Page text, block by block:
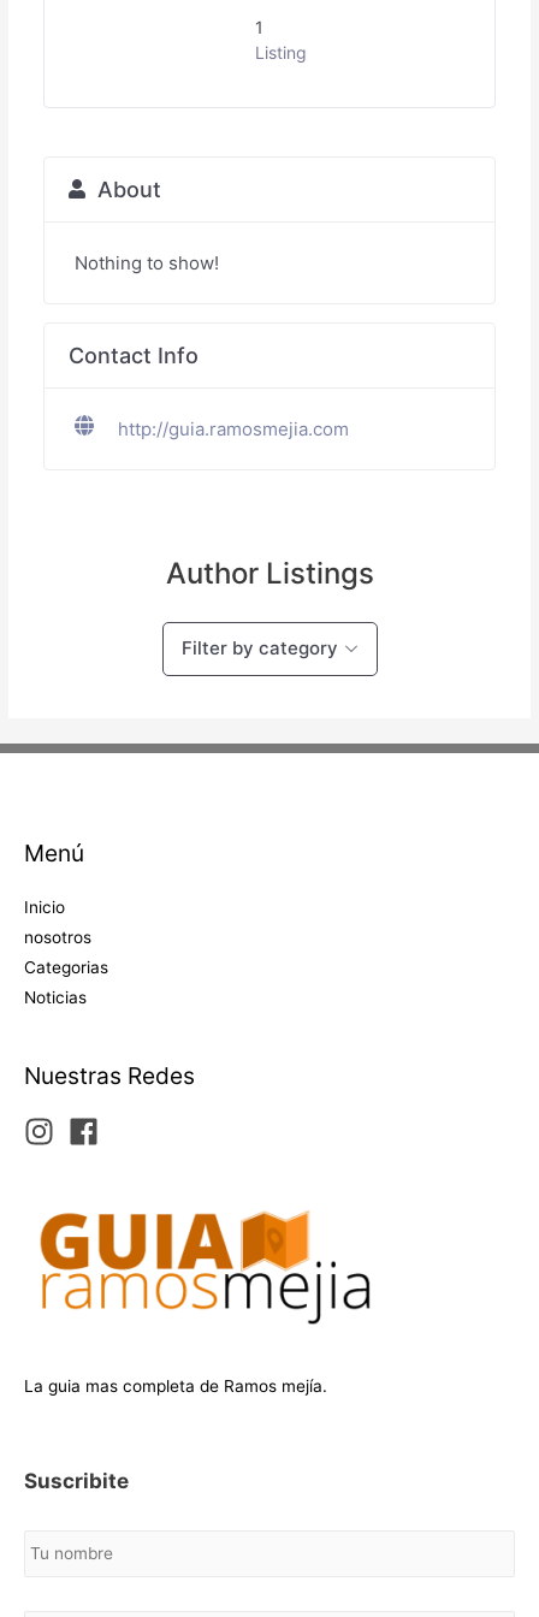
1
Listing
About
Nothing to show!
Contact Info
http://guia.ramosmejia.com
Author Listings
Filter by category
Menú
Inicio
nosotros
Categorias
Noticias
Nuestras Redes
La guia mas completa de Ramos mejía.
Suscribite
o